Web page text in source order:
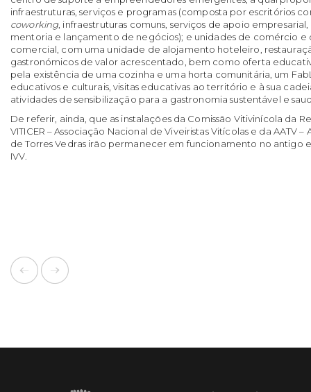
infraestruturas, serviços e programas (composta por escritórios
coworking, infraestruturas comuns, serviços de apoio empresarial,
mentoria e lançamento de negócios); e unidades de comércio e
comercial, com uma unidade de alojamento hoteleiro,
gastronómicos de valor acrescentado, bem como oferta
pela existência de uma cozinha e uma horta comunitária, um
educativos e culturais, visitas educativas ao território e à sua
atividades de sensibilização para a gastronomia sustentável e
De referir, ainda, que as instalações da Comissão Vitivinícola da
VITICER – Associação Nacional de Viveiristas Vitícolas e da AATV
de Torres Vedras irão permanecer em funcionamento no antigo
IVV.